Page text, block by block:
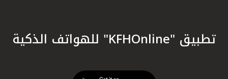
تطبيق "KFHOnline" للهواتف الذكية